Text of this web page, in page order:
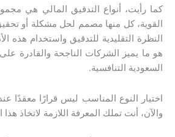
كما رأيت، أنواع التدقيق المالي هي
القوية، كل منها مصمم لحل مشكلة أو
النظرة التقليدية للتدقيق واستخدام هذه
هو ما يميز الشركات الناجحة والقادرة
السعودية التنافسية.
اختيار النوع المناسب ليس قرارًا معقدًا
والآن، أنت تملك المعرفة اللازمة لاتخاذ هذا